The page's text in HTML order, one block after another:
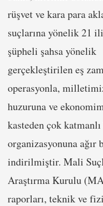
rüşvet ve kara para
suçlarına yönelik 21
şüpheli şahsa yönelik
gerçekleştirilen eş
operasyonla,
huzuruna ve
kasteden çok
organizasyonuna ağır
indirilmiştir. Mali
Araştırma Kurulu
raporları, teknik ve